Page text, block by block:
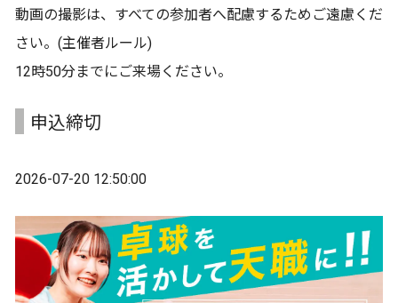
動画の撮影は、すべての参加者へ配慮するためご遠慮くだ
さい。(主催者ルール)
12時50分までにご来場ください。
申込締切
2026-07-20 12:50:00